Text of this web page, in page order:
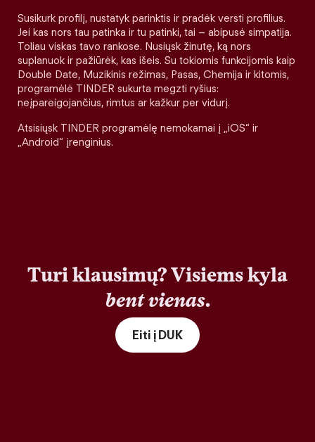
Susikurk profilį, nustatyk parinktis ir pradėk versti profilius.
Jei kas nors tau patinka ir tu patinki, tai – abipusė simpatija.
Toliau viskas tavo rankose. Nusiųsk žinutę, ką nors
suplanuok ir pažiūrėk, kas išeis. Su tokiomis funkcijomis kaip
Double Date, Muzikinis režimas, Pasas, Chemija ir kitomis,
programėlė TINDER sukurta megzti ryšius:
neįpareigojančius, rimtus ar kažkur per vidurį.
Atsisiųsk TINDER programėlę nemokamai į „iOS“ ir
„Android“ įrenginius.
Turi klausimų? Visiems kyla
bent vienas.
Eiti į DUK